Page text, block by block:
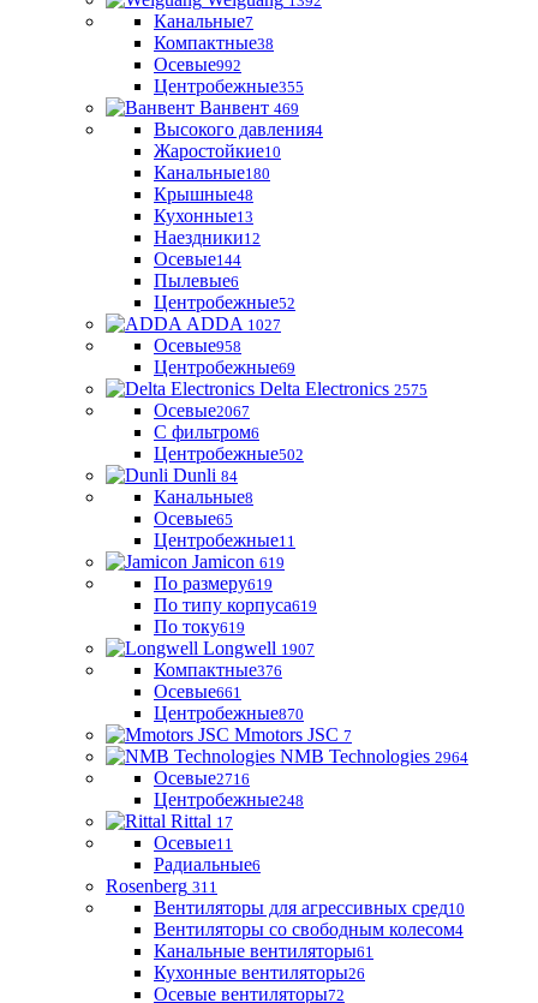
Канальные7
Компактные38
Осевые992
Центробежные355
Ванвент 469
Высокого давления4
Жаростойкие10
Канальные180
Крышные48
Кухонные13
Наездники12
Осевые144
Пылевые6
Центробежные52
ADDA 1027
Осевые958
Центробежные69
Delta Electronics 2575
Осевые2067
С фильтром6
Центробежные502
Dunli 84
Канальные8
Осевые65
Центробежные11
Jamicon 619
По размеру619
По типу корпуса619
По току619
Longwell 1907
Компактные376
Осевые661
Центробежные870
Mmotors JSC 7
NMB Technologies 2964
Осевые2716
Центробежные248
Rittal 17
Осевые11
Радиальные6
Rosenberg 311
Вентиляторы для агрессивных сред10
Вентиляторы со свободным колесом4
Канальные вентиляторы61
Кухонные вентиляторы26
Осевые вентиляторы72